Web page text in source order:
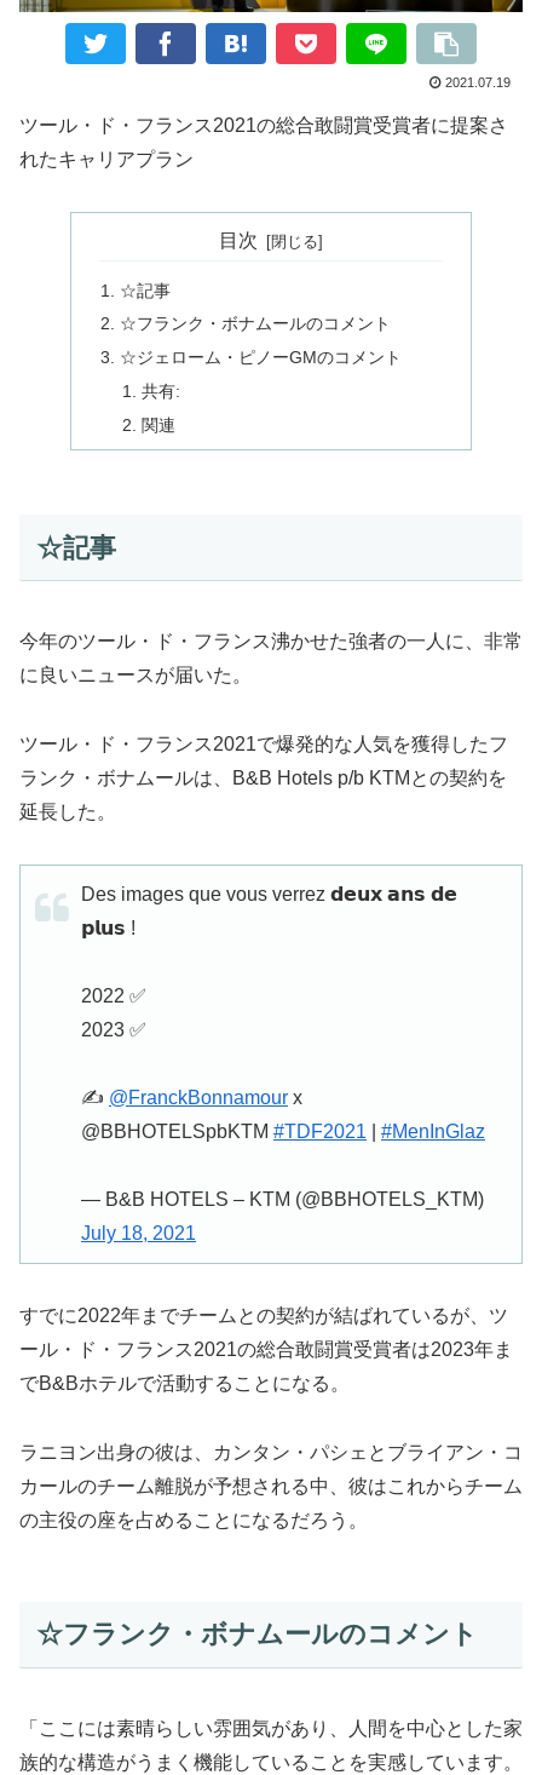
2021.07.19
ツール・ド・フランス2021の総合敢闘賞受賞者に提案さ
れたキャリアプラン
目次
☆記事
☆フランク・ボナムールのコメント
☆ジェローム・ピノーGMのコメント
共有:
関連
☆記事
今年のツール・ド・フランス沸かせた強者の一人に、非常
に良いニュースが届いた。
ツール・ド・フランス2021で爆発的な人気を獲得したフ
ランク・ボナムールは、B&B Hotels p/b KTMとの契約を
延長した。
Des images que vous verrez 𝗱𝗲𝘂𝘅 𝗮𝗻𝘀 𝗱𝗲
𝗽𝗹𝘂𝘀 !
2022 ✅
2023 ✅
✍️ @FranckBonnamour x
@BBHOTELSpbKTM #TDF2021 #MenInGlaz
— B&B HOTELS – KTM (@BBHOTELS_KTM)
July 18, 2021
すでに2022年までチームとの契約が結ばれているが、ツ
ール・ド・フランス2021の総合敢闘賞受賞者は2023年ま
でB&Bホテルで活動することになる。
ラニヨン出身の彼は、カンタン・パシェとブライアン・コ
カールのチーム離脱が予想される中、彼はこれからチーム
の主役の座を占めることになるだろう。
☆フランク・ボナムールのコメント
「ここには素晴らしい雰囲気があり、人間を中心とした家
族的な構造がうまく機能していることを実感しています。